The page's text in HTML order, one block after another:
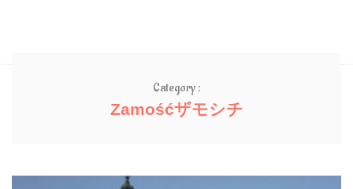
Category :
Zamośćザモシチ